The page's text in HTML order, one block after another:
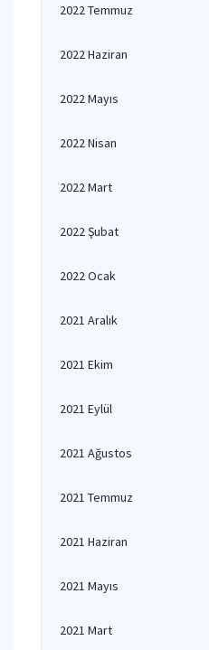
2022 Temmuz
2022 Haziran
2022 Mayıs
2022 Nisan
2022 Mart
2022 Şubat
2022 Ocak
2021 Aralık
2021 Ekim
2021 Eylül
2021 Ağustos
2021 Temmuz
2021 Haziran
2021 Mayıs
2021 Mart